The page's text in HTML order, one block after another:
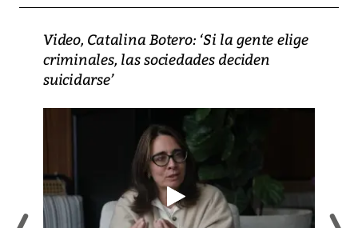
Video, Catalina Botero: ‘Si la gente elige
criminales, las sociedades deciden
suicidarse’